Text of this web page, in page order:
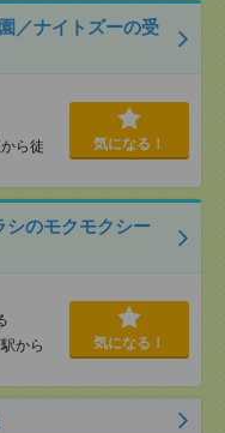
／ナイトズーの受
ら徒
気になる！
シのモクモクシー
から
気になる！